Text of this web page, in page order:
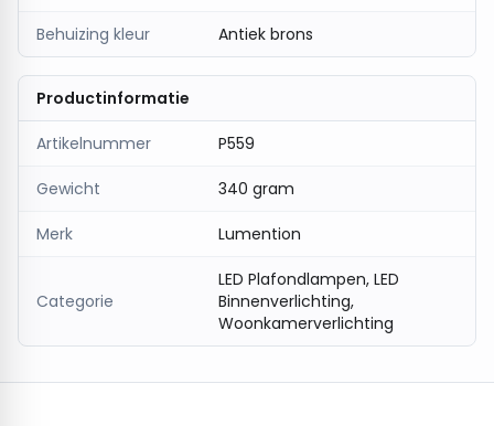
Behuizing kleur Antiek brons
Productinformatie
Artikelnummer P559
Gewicht 340 gram
Merk Lumention
Categorie
LED Plafondlampen, LED
Binnenverlichting,
Woonkamerverlichting